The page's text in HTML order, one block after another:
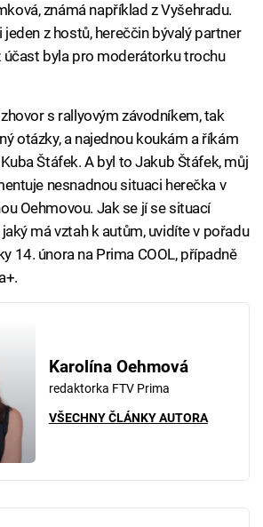
známá například z Vyšehradu.
z hostů, hereččin bývalý partner
účast byla pro moderátorku trochu
s rallyovým závodníkem, tak
otázky, a najednou koukám a říkám
Štáfek. A byl to Jakub Štáfek, můj
nesnadnou situaci herečka v
Oehmovou. Jak se jí se situací
má vztah k autům, uvidíte v pořadu
14. února na Prima COOL, případně
Karolína Oehmová
redaktorka FTV Prima
VŠECHNY ČLÁNKY AUTORA